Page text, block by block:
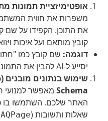
אופטימיזציית תמונות
משפרות את חווית
את התוכן. הקפידו על שם
קובץ מותאם ועל איכות
דוגמה:
יסייע ל-AI להבין את התמונה.
שימוש בנתונים מובנים (Schema Markup)
Schema מאפשר למנועי
האתר שלכם. השתמשו בו
שאלות ותשובות (Schema